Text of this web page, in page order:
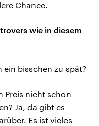
Chance.
wie in diesem
bisschen zu spät?
Preis nicht schon
Ja, da gibt es
Es ist vieles